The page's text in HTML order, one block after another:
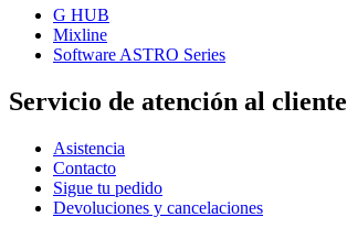
G HUB
Mixline
Software ASTRO Series
Servicio de atención al cliente
Asistencia
Contacto
Sigue tu pedido
Devoluciones y cancelaciones